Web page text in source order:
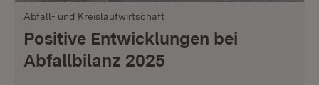
Abfall- und Kreislaufwirtschaft
Positive Entwicklungen bei
Abfallbilanz 2025